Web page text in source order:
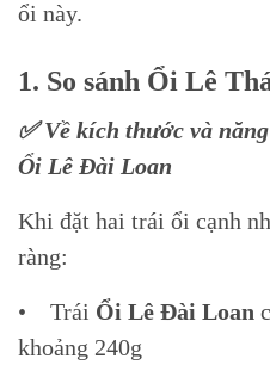
ổi này.
1. So sánh Ổi Lê
✅ Về kích thước và
Ổi Lê Đài Loan
Khi đặt hai trái ổi cạnh
ràng:
• Trái Ổi Lê Đài Loan
khoảng 240g